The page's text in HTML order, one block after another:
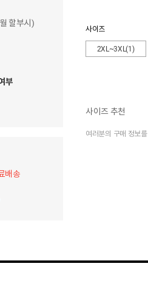
할부시)
부
배송
사이즈
2XL~3XL(1)
사이즈 추천
여러분의 구매 정보